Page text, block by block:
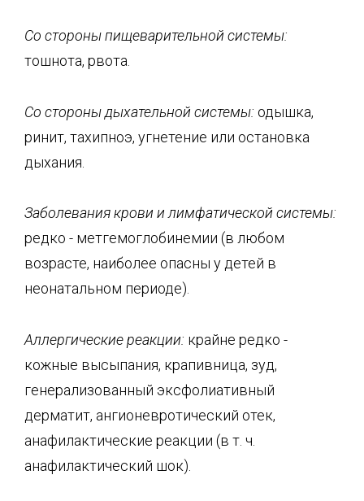
Со стороны пищеварительной системы:
тошнота, рвота.
Со стороны дыхательной системы: одышка,
ринит, тахипноэ, угнетение или остановка
дыхания.
Заболевания крови и лимфатической системы:
редко - метгемоглобинемии (в любом
возрасте, наиболее опасны у детей в
неонатальном периоде).
Аллергические реакции: крайне редко -
кожные высыпания, крапивница, зуд,
генерализованный эксфолиативный
дерматит, ангионевротический отек,
анафилактические реакции (в т. ч.
анафилактический шок).